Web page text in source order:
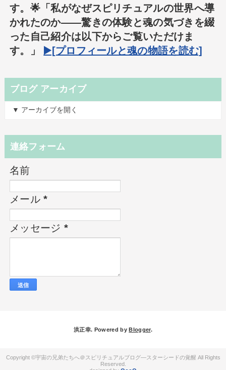
す。🌟「私がなぜスピリチュアルの世界へ導
かれたのか――驚きの体験と魂の気づきを綴
った自己紹介は以下からご覧いただけま
す。」 ▶️[プロフィールと魂の物語を読む]
ブログ アーカイブ
▼ アーカイブを開く
連絡フォーム
名前
メール*
メッセージ *
洪正幸. Powered by Blogger.
宇宙の兄弟たちへ＠スピリチュアルブログ―スターシードの覚醒